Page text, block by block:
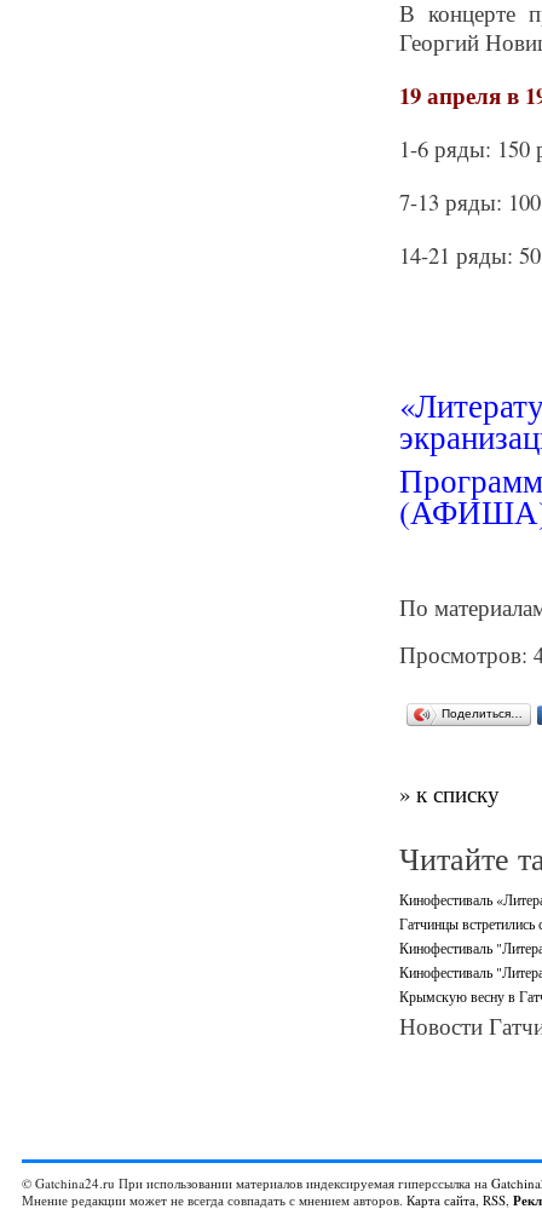
В концерте
Георгий
19 апреля в
1-6 ряды: 150
7-13 ряды:
14-21 ряды:
По
Просмотров:
Поделиться…
» к списку
Читайте
Кинофестиваль
Гатчинцы встретились
Кинофестиваль
Кинофестиваль
Крымскую весну в
Новости
© Gatchina24.ru При использовании материалов индексируемая гиперссылка на
Мнение редакции может не всегда совпадать с мнением авторов. Карта сайта, RSS,